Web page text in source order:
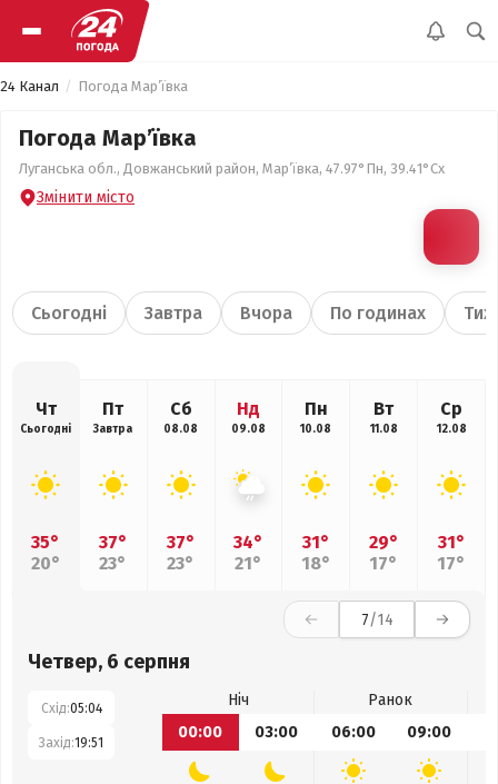
24 Канал Погода Мар’ївка
Погода Мар’ївка
Луганська обл., Довжанський район, Мар’ївка, 47.97°Пн, 39.41°Сх
Змінити місто
Сьогодні Завтра Вчора По годинах
Чт
Сьогодні
35°
20°
Пт
Завтра
37°
23°
Сб
08.08
37°
23°
Нд
09.08
34°
21°
Пн
10.08
31°
18°
Вт
11.08
29°
17°
Ср
12.08
31°
17°
7/14
Четвер, 6 серпня
Схід:05:04
Захід:19:51
Ніч
Ранок
00:00
03:00 06:00 09:00